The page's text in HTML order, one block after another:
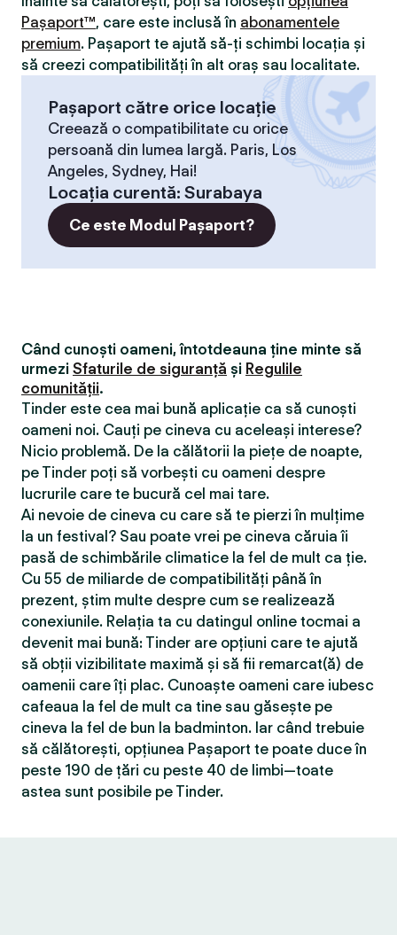
Pașaport™, care este inclusă în abonamentele
premium. Pașaport te ajută să-ți schimbi locația și
să creezi compatibilităţi în alt oraș sau localitate.
Pașaport către orice locație
Creează o compatibilitate cu orice
persoană din lumea largă. Paris, Los
Angeles, Sydney, Hai!
Locaţia curentă: Surabaya
Ce este Modul Pașaport?
Când cunoști oameni, întotdeauna ține minte să
urmezi Sfaturile de siguranță și Regulile
comunității.
Tinder este cea mai bună aplicație ca să cunoști
oameni noi. Cauți pe cineva cu aceleași interese?
Nicio problemă. De la călătorii la piețe de noapte,
pe Tinder poți să vorbești cu oameni despre
lucrurile care te bucură cel mai tare.
Ai nevoie de cineva cu care să te pierzi în mulțime
la un festival? Sau poate vrei pe cineva căruia îi
pasă de schimbările climatice la fel de mult ca ție.
Cu 55 de miliarde de compatibilităţi până în
prezent, știm multe despre cum se realizează
conexiunile. Relația ta cu datingul online tocmai a
devenit mai bună: Tinder are opțiuni care te ajută
să obții vizibilitate maximă și să fii remarcat(ă) de
oamenii care îți plac. Cunoaște oameni care iubesc
cafeaua la fel de mult ca tine sau găsește pe
cineva la fel de bun la badminton. Iar când trebuie
să călătorești, opțiunea Pașaport te poate duce în
peste 190 de țări cu peste 40 de limbi—toate
astea sunt posibile pe Tinder.